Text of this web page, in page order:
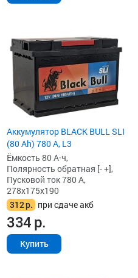
Аккумулятор BLACK BULL SLI
(80 Ah) 780 А, L3
Ёмкость 80 А·ч,
Полярность обратная [- +],
Пусковой ток 780 А,
278x175x190
312р. при сдаче акб
334р.
Купить